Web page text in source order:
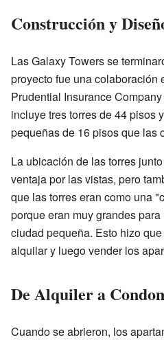
Construcción y
Las Galaxy Towers se
proyecto fue una colaboración
Prudential Insurance
incluye tres torres de 44 pisos
pequeñas de 16 pisos que las
La ubicación de las torres
ventaja por las vistas, pero
que las torres eran como una
porque eran muy grandes
ciudad pequeña. Esto hizo
alquilar y luego vender los
De Alquiler a
Cuando se abrieron, los